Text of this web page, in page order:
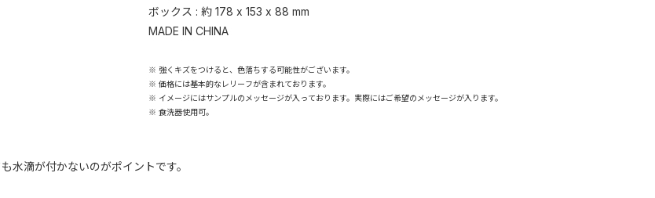
ボックス : 約 178 x 153 x 88 mm
MADE IN CHINA
※ 強くキズをつけると、色落ちする可能性がございます。
※ 価格には基本的なレリーフが含まれております。
※ イメージにはサンプルのメッセージが入っております。実際にはご希望のメッセージが入ります。
※ 食洗器使用可。
水滴が付かないのがポイントです。